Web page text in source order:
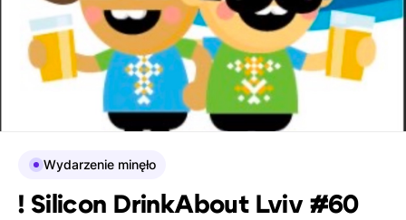
Wydarzenie minęło
! Silicon DrinkAbout Lviv #60